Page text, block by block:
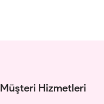
Müşteri Hizmetleri